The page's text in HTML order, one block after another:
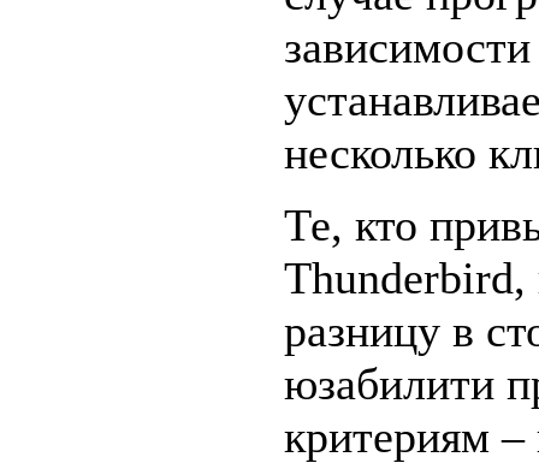
несколько
Те, кто
Thunderbird,
разницу в
юзабилити
критериям